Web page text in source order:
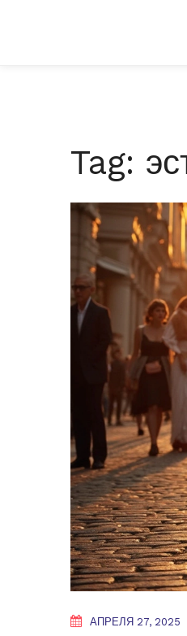
Tag:
АПРЕЛЯ 27, 2025